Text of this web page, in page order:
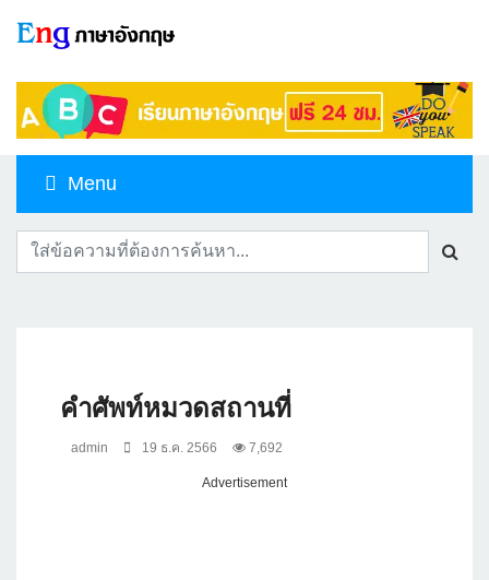
Menu
คำศัพท์หมวดสถานที่
admin 19 ธ.ค. 2566 7,692
Advertisement